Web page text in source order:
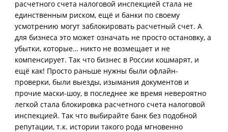
расчетного счета налоговой инспекцией стала не
единственным риском, ещё и банки по своему
усмотрению могут заблокировать расчетный счет. А
для бизнеса это может означать не просто остановку, а
убытки, которые… никто не возмещает и не
компенсирует. Так что бизнес в России кошмарят, и
ещё как! Просто раньше нужны были офлайн-
проверки, были выезды, изымания документов и
прочие маски-шоу, в последнее же время невероятно
легкой стала блокировка расчетного счета налоговой
инспекцией. Так что выбирайте банк без подобной
репутации, т.к. истории такого рода мгновенно